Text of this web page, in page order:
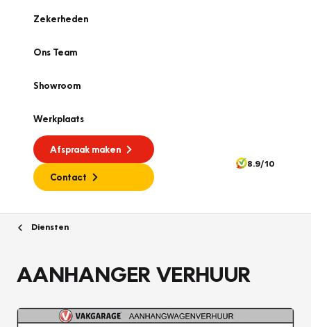
Zekerheden
Ons Team
Showroom
Werkplaats
Afspraak maken
Contact
8.9/10
Diensten
AANHANGER VERHUUR